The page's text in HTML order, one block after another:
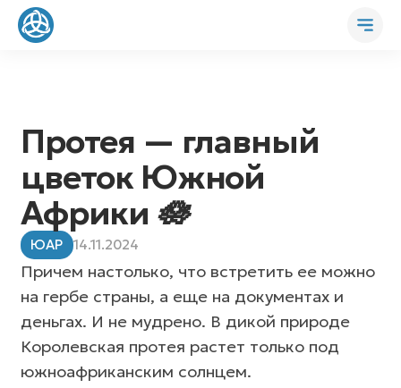
Протея — главный
цветок Южной
Африки 🪷
ЮАР 14.11.2024
Причем настолько, что встретить ее можно
на гербе страны, а еще на документах и
деньгах. И не мудрено. В дикой природе
Королевская протея растет только под
южноафриканским солнцем.
А вообще тут протей — свыше 300 видов,
на любой вкус и цвет: от игристо-белых до